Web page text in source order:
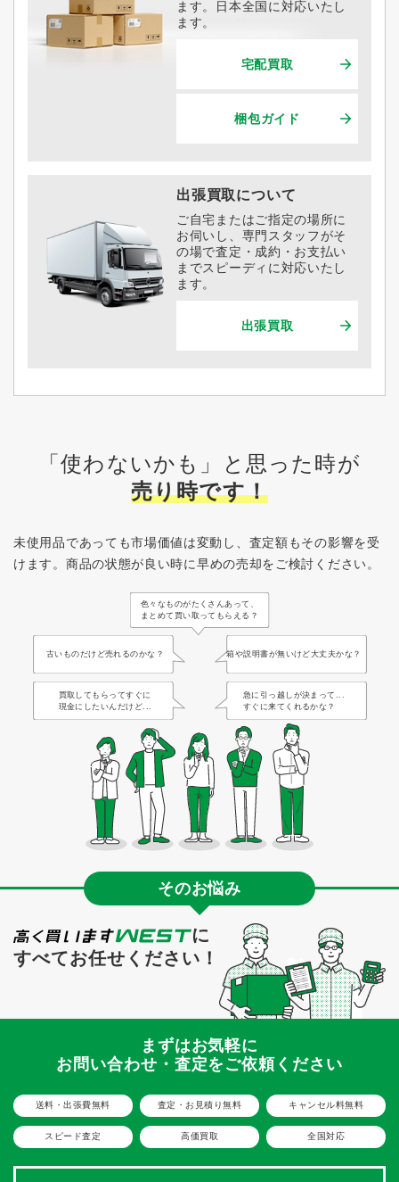
ます。日本全国に対応いたし
ます。
宅配買取
梱包ガイド
出張買取について
ご自宅またはご指定の場所に
お伺いし、専門スタッフがそ
の場で査定・成約・お支払い
までスピーディに対応いたし
ます。
出張買取
「使わないかも」と思った時が
売り時です！
未使用品であっても市場価値は変動し、査定額もその影響を受
けます。 商品の状態が良い時に早めの売却をご検討ください。
色々なものがたくさんあって、
まとめて買い取ってもらえる？
古いものだけど売れるのかな？ 箱や説明書が無いけど大丈夫かな？
買取してもらってすぐに
現金にしたいんだけど...
急に引っ越しが決まって...
すぐに来てくれるかな？
そのお悩み
に
すべてお任せください！
まずはお気軽に
お問い合わせ・査定をご依頼ください
送料・出張費無料 査定・お見積り無料 キャンセル料無料
スピード査定 高価買取 全国対応